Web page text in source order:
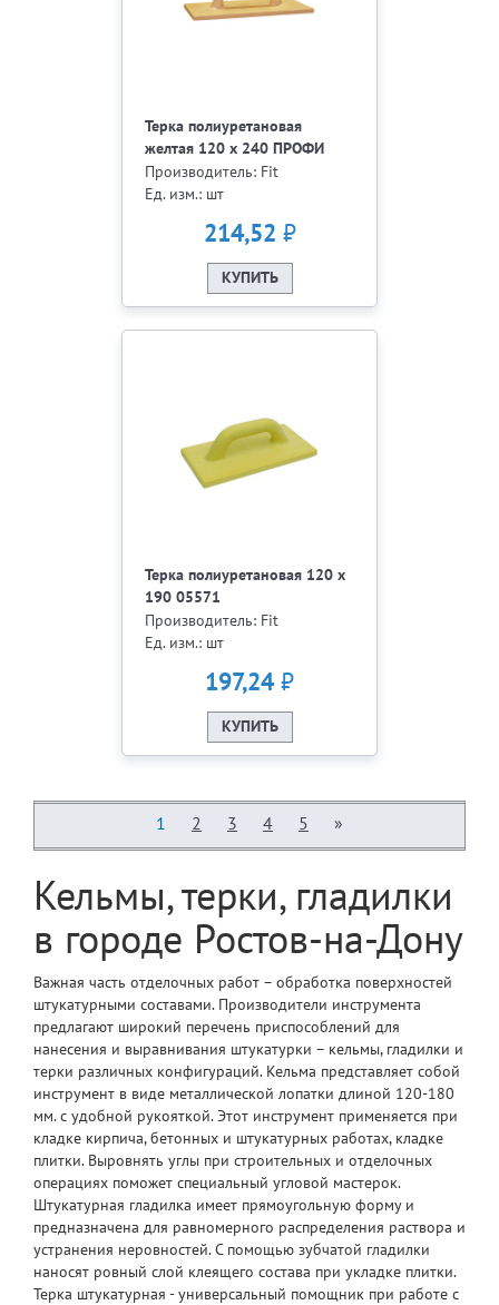
Терка полиуретановая
желтая 120 х 240 ПРОФИ
05573
Производитель: Fit
Ед. изм.: шт
214,52 ₽
КУПИТЬ
Терка полиуретановая 120 х
190 05571
Производитель: Fit
Ед. изм.: шт
197,24₽
КУПИТЬ
1 2 3 4 5 »
Кельмы, терки, гладилки
в городе Ростов-на-Дону
Важная часть отделочных работ – обработка поверхностей
штукатурными составами. Производители инструмента
предлагают широкий перечень приспособлений для
нанесения и выравнивания штукатурки – кельмы, гладилки и
терки различных конфигураций. Кельма представляет собой
инструмент в виде металлической лопатки длиной 120-180
мм. с удобной рукояткой. Этот инструмент применяется при
кладке кирпича, бетонных и штукатурных работах, кладке
плитки. Выровнять углы при строительных и отделочных
операциях поможет специальный угловой мастерок.
Штукатурная гладилка имеет прямоугольную форму и
предназначена для равномерного распределения раствора и
устранения неровностей. С помощью зубчатой гладилки
наносят ровный слой клеящего состава при укладке плитки.
Терка штукатурная - универсальный помощник при работе с